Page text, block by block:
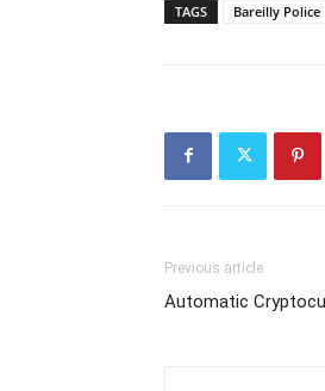
TAGS Bareilly Police
Previous article
Automatic